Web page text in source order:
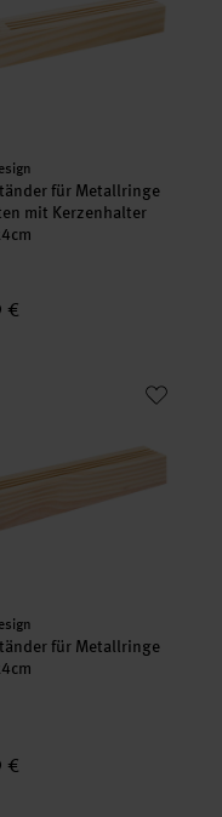
für Metallringe
mit Kerzenhalter
€
für Metallringe
für Metallringe
€